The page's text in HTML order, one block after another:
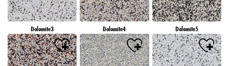
Dolomite3 Dolomite4 Dolomite5